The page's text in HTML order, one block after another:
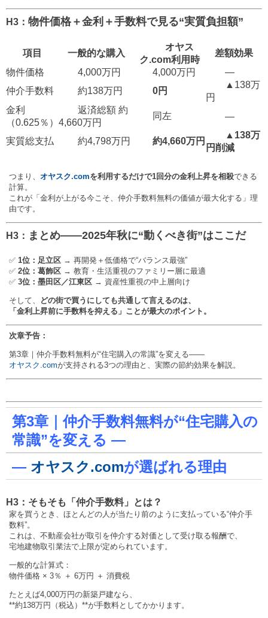
H3： 物件価格＋金利＋手数料で見る“実質負担額”
項目 一般的な購入
オヤス
ク.com利用時
差額効果
物件価格
4,000万円 4,000万円
―
仲介手数料
約138万円 0円
▲138万
円
金利
（0.625％）
返済総額 約
4,660万円
同左 ―
実質総支払 約4,798万円 約4,660万円
▲138万
円削減
つまり、 オヤスク.comを利用するだけで1回分の金利上昇を相殺できる
計算。
これが「金利が上がる今こそ、仲介手数料無料の価値が最大化する」理
由です。
H3： まとめ——2025年秋に“動くべき街”はここだ
✅ 1位：足立区 → 再開発＋低価格で“バランス最強”
✅ 2位：葛飾区 → 教育・生活重視のファミリー層に最適
✅ 3位：墨田区／江東区 → 資産性重視の中上層向け
そして、
どの街で買うにしても共通して言えるのは、
「金利上昇前に手数料を抑える」ことが最大のポイント。
次章予告：
第3章｜仲介手数料無料が“住宅購入の常識”を変える——
オヤスク.comが支持される3つの理由と、実際の節約効果を解説。
第3章｜仲介手数料無料が“住宅購入の
常識”を変える —
— オヤスク.comが選ばれる理由
H3：そもそも「仲介手数料」とは？
家を買うとき、ほとんどの人が当たり前のように支払っている“仲介手
数料”。
これは、不動産会社が取引を仲介する対価として受け取る報酬で、
宅地建物取引業法で上限が定められています。
一般的な計算式：
物件価格 × 3％ ＋ 6万円 ＋ 消費税
たとえば4,000万円の新築戸建なら、
**約138万円（税込）**が手数料としてかかります。